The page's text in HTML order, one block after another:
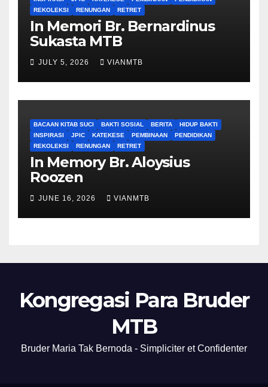
REKOLEKSI
RENUNGAN RETRET
In Memori Br. Bernardinus
Sukasta MTB
JULY 5, 2026 VIANMTB
BACAAN KITAB SUCI BAKTI SOSIAL BERITA
HIDUP BAKTI
INSPIRASI
JPIC KATEKESE PEMBINAAN
PENDIDIKAN
REKOLEKSI
RENUNGAN RETRET
In Memory Br. Aloysius
Roozen
JUNE 16, 2026 VIANMTB
Kongregasi Para Bruder
MTB
Bruder Maria Tak Bernoda - Simpliciter et Confidenter